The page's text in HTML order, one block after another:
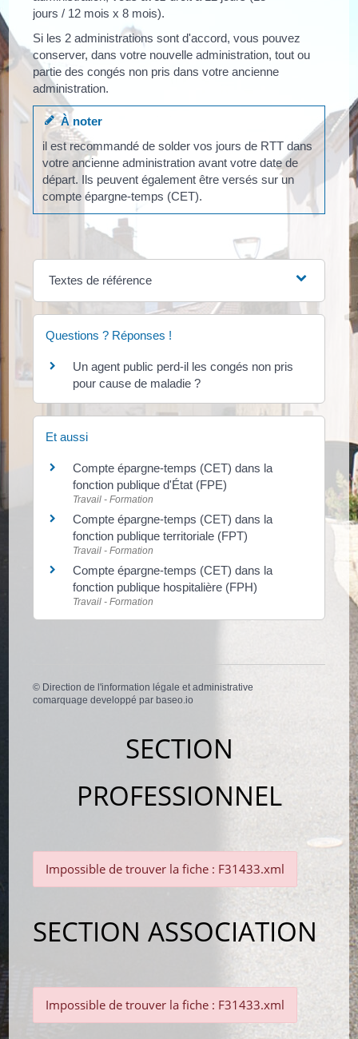
jours / 12 mois x 8 mois).
Si les 2 administrations sont d'accord, vous pouvez
conserver, dans votre nouvelle administration, tout ou
partie des congés non pris dans votre ancienne
administration.
À noter
il est recommandé de solder vos jours de RTT dans
votre ancienne administration avant votre date de
départ. Ils peuvent également être versés sur un
compte épargne-temps (CET).
Textes de référence
Questions ? Réponses !
Un agent public perd-il les congés non pris
pour cause de maladie ?
Et aussi
Compte épargne-temps (CET) dans la
fonction publique d'État (FPE)
Travail - Formation
Compte épargne-temps (CET) dans la
fonction publique territoriale (FPT)
Travail - Formation
Compte épargne-temps (CET) dans la
fonction publique hospitalière (FPH)
Travail - Formation
© Direction de l'information légale et administrative
comarquage developpé par baseo.io
SECTION
PROFESSIONNEL
Impossible de trouver la fiche : F31433.xml
SECTION ASSOCIATION
Impossible de trouver la fiche : F31433.xml